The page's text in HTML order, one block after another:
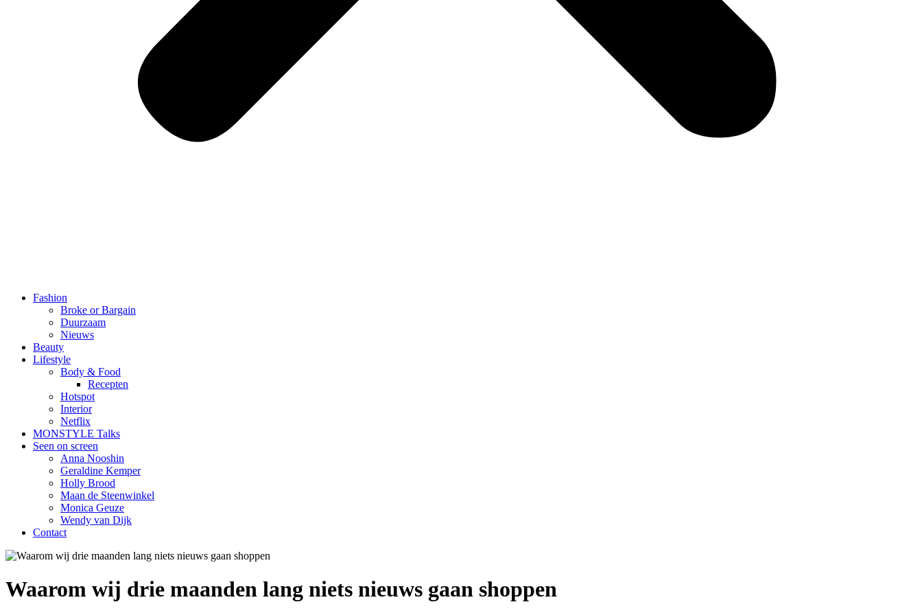
Fashion
Broke or Bargain
Duurzaam
Nieuws
Beauty
Lifestyle
Body & Food
Recepten
Hotspot
Interior
Netflix
MONSTYLE Talks
Seen on screen
Anna Nooshin
Geraldine Kemper
Holly Brood
Maan de Steenwinkel
Monica Geuze
Wendy van Dijk
Contact
Waarom wij drie maanden lang niets nieuws gaan shoppen